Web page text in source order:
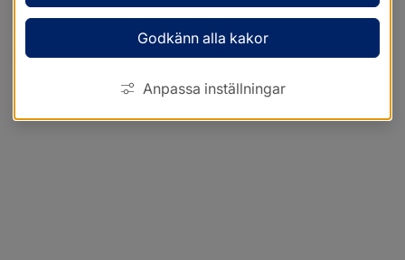
Godkänn alla kakor
Anpassa inställningar